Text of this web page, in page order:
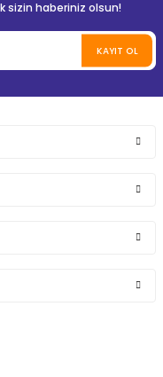
sizin haberiniz olsun!
KAYIT OL